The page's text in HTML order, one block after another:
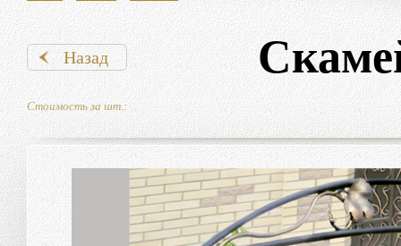
Назад
Стоимость за шт.: